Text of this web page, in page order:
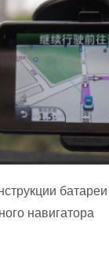
навигатора